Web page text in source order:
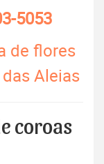
5053
de flores
Aleias
coroas